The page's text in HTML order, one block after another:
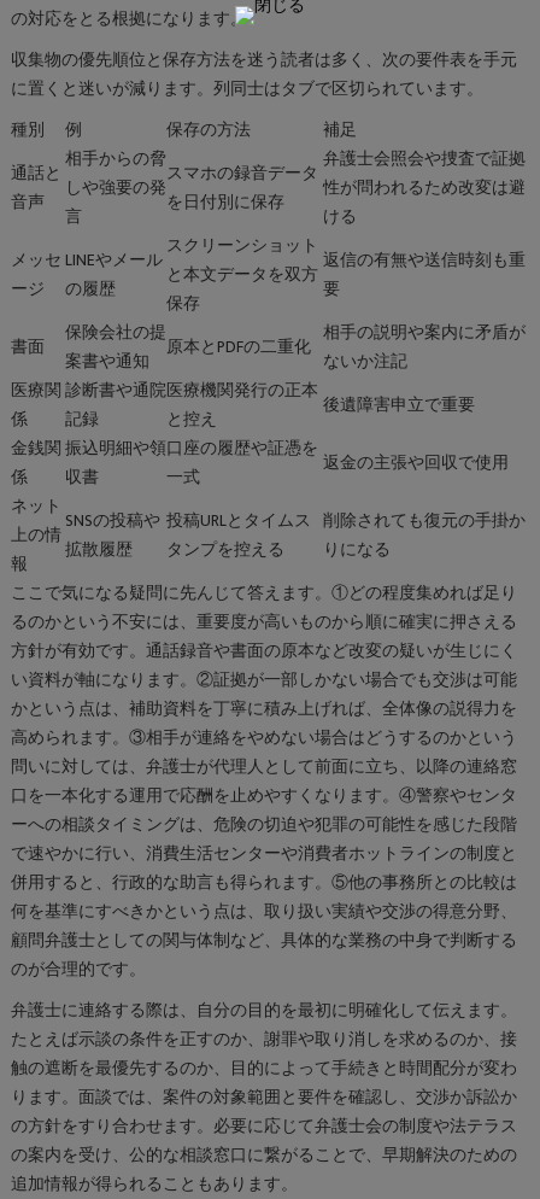
の対応をとる根拠になります。
収集物の優先順位と保存方法を迷う読者は多く、次の要件表を手元
に置くと迷いが減ります。列同士はタブで区切られています。
種別
例 保存の方法
補足
通話と
音声
相手からの脅
しや強要の発
言
スマホの録音データ
を日付別に保存
弁護士会照会や捜査で証拠
性が問われるため改変は避
ける
メッセ
ージ
LINEやメール
の履歴
スクリーンショット
と本文データを双方
保存
返信の有無や送信時刻も重
要
書面
保険会社の提
案書や通知
原本とPDFの二重化
相手の説明や案内に矛盾が
ないか注記
医療関
係
診断書や通院
記録
医療機関発行の正本
と控え
後遺障害申立で重要
金銭関
係
振込明細や領
収書
口座の履歴や証憑を
一式
返金の主張や回収で使用
ネット
上の情
報
SNSの投稿や
拡散履歴
投稿URLとタイムス
タンプを控える
削除されても復元の手掛か
りになる
ここで気になる疑問に先んじて答えます。①どの程度集めれば足り
るのかという不安には、重要度が高いものから順に確実に押さえる
方針が有効です。通話録音や書面の原本など改変の疑いが生じにく
い資料が軸になります。②証拠が一部しかない場合でも交渉は可能
かという点は、補助資料を丁寧に積み上げれば、全体像の説得力を
高められます。③相手が連絡をやめない場合はどうするのかという
問いに対しては、弁護士が代理人として前面に立ち、以降の連絡窓
口を一本化する運用で応酬を止めやすくなります。④警察やセンタ
ーへの相談タイミングは、危険の切迫や犯罪の可能性を感じた段階
で速やかに行い、消費生活センターや消費者ホットラインの制度と
併用すると、行政的な助言も得られます。⑤他の事務所との比較は
何を基準にすべきかという点は、取り扱い実績や交渉の得意分野、
顧問弁護士としての関与体制など、具体的な業務の中身で判断する
のが合理的です。
弁護士に連絡する際は、自分の目的を最初に明確化して伝えます。
たとえば示談の条件を正すのか、謝罪や取り消しを求めるのか、接
触の遮断を最優先するのか、目的によって手続きと時間配分が変わ
ります。面談では、案件の対象範囲と要件を確認し、交渉か訴訟か
の方針をすり合わせます。必要に応じて弁護士会の制度や法テラス
の案内を受け、公的な相談窓口に繋がることで、早期解決のための
追加情報が得られることもあります。